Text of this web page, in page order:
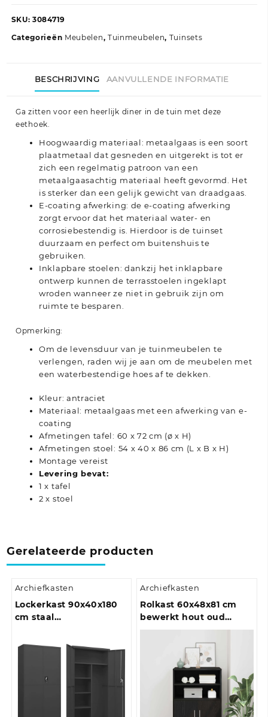
metaalgaas
aantal
SKU: 3084719
Categorieën Meubelen, Tuinmeubelen, Tuinsets
BESCHRIJVING AANVULLENDE INFORMATIE
Ga zitten voor een heerlijk diner in de tuin met deze
eethoek.
Hoogwaardig materiaal: metaalgaas is een soort
plaatmetaal dat gesneden en uitgerekt is tot er
zich een regelmatig patroon van een
metaalgaasachtig materiaal heeft gevormd. Het
is sterker dan een gelijk gewicht van draadgaas.
E-coating afwerking: de e-coating afwerking
zorgt ervoor dat het materiaal water- en
corrosiebestendig is. Hierdoor is de tuinset
duurzaam en perfect om buitenshuis te
gebruiken.
Inklapbare stoelen: dankzij het inklapbare
ontwerp kunnen de terrasstoelen ingeklapt
wroden wanneer ze niet in gebruik zijn om
ruimte te besparen.
Opmerking:
Om de levensduur van je tuinmeubelen te
verlengen, raden wij je aan om de meubelen met
een waterbestendige hoes af te dekken.
Kleur: antraciet
Materiaal: metaalgaas met een afwerking van e-
coating
Afmetingen tafel: 60 x 72 cm (ø x H)
Afmetingen stoel: 54 x 40 x 86 cm (L x B x H)
Montage vereist
Levering bevat:
1 x tafel
2 x stoel
Gerelateerde producten
Archiefkasten
Lockerkast 90x40x180
cm staal
Archiefkasten
Rolkast 60x48x81 cm
bewerkt hout oud
houtkleurig